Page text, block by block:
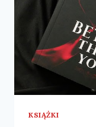
KSIĄŻKI